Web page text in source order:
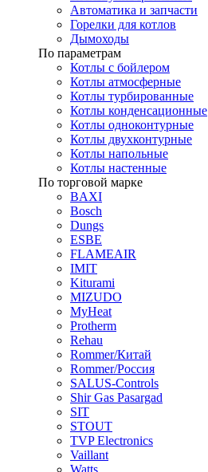
Автоматика и запчасти
Горелки для котлов
Дымоходы
По параметрам
Котлы с бойлером
Котлы атмосферные
Котлы турбированные
Котлы конденсационные
Котлы одноконтурные
Котлы двухконтурные
Котлы напольные
Котлы настенные
По торговой марке
BAXI
Bosch
Dungs
ESBE
FLAMEAIR
IMIT
Kiturami
MIZUDO
MyHeat
Protherm
Rehau
Rommer/Китай
Rommer/Россия
SALUS-Controls
Shir Gas Pasargad
SIT
STOUT
TVP Electronics
Vaillant
Watts